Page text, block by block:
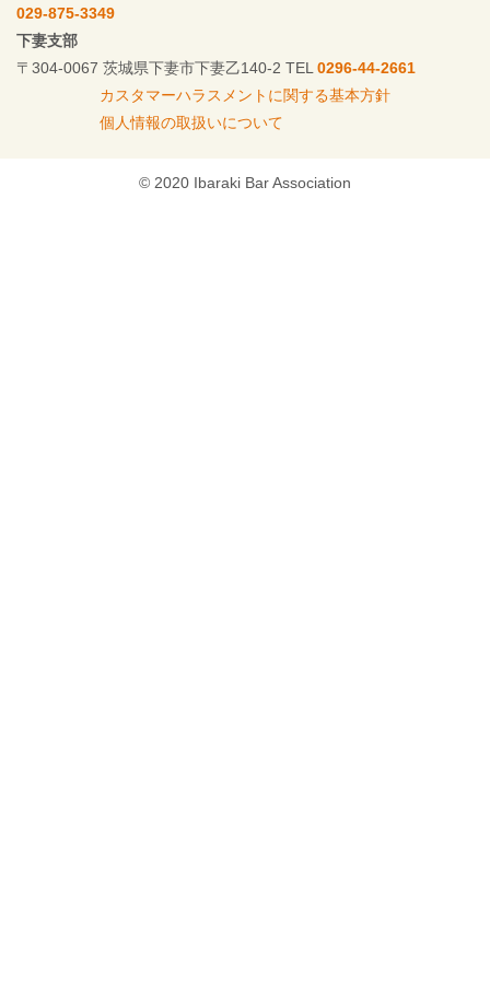
029-875-3349
下妻支部
〒304-0067 茨城県下妻市下妻乙140-2 TEL 0296-44-2661
カスタマーハラスメントに関する基本方針
個人情報の取扱いについて
© 2020 Ibaraki Bar Association